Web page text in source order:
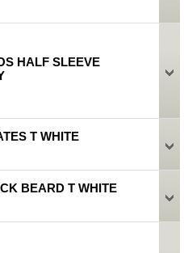
HALF SLEEVE
T WHITE
BEARD T WHITE